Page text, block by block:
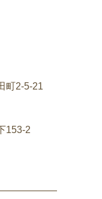
町2-5-21
153-2